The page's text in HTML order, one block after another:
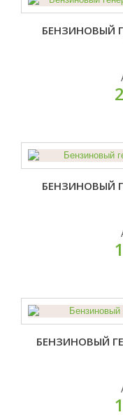
БЕНЗИНОВЫЙ
БЕНЗИНОВЫЙ
БЕНЗИНОВЫЙ